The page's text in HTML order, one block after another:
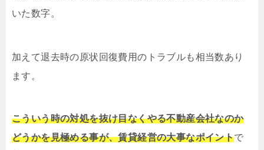
いた数字。
加えて退去時の原状回復費用のトラブルも相当数あり
ます。
こういう時の対処を抜け目なくやる不動産会社なのか
どうかを見極める事が、賃貸経営の大事なポイントで